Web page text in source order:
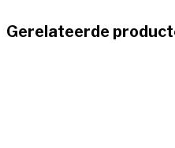
Gerelateerde